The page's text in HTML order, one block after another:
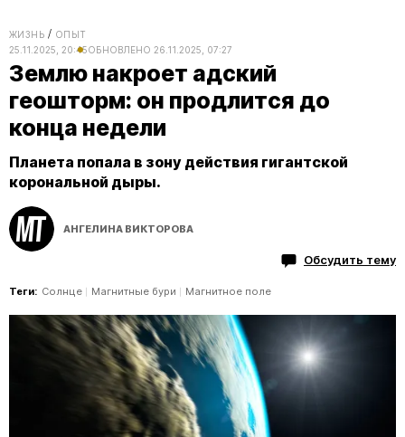
ЖИЗНЬ
ОПЫТ
25.11.2025, 20:45ОБНОВЛЕНО 26.11.2025, 07:27
Землю накроет адский
геошторм: он продлится до
конца недели
Планета попала в зону действия гигантской
корональной дыры.
АНГЕЛИНА ВИКТОРОВА
Обсудить тему
Теги: Солнце Магнитные бури Магнитное поле